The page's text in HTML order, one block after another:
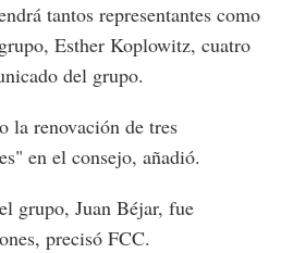
tantos representantes como
Esther Koplowitz, cuatro
del grupo.
la renovación de tres
en el consejo, añadió.
grupo, Juan Béjar, fue
precisó FCC.